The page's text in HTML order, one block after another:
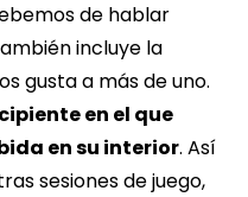
de hablar
incluye la
gusta a más de uno.
en el que
en su interior. Así
sesiones de juego,